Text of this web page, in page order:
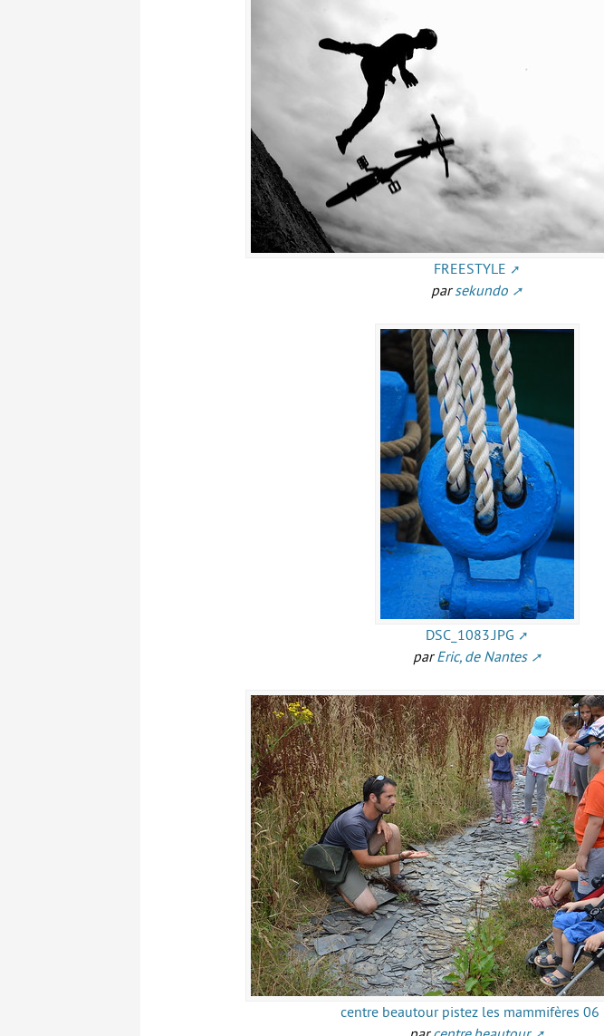
FREESTYLE
parsekundo
DSC_1083.JPG
parEric, de Nantes
centre beautour pistez les mammifères 06